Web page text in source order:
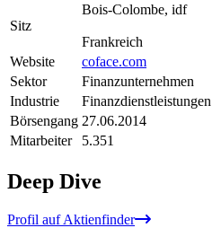
Sitz
Bois-Colombe, idf
Frankreich
Website
coface.com
Sektor
Finanzunternehmen
Industrie
Finanzdienstleistungen
Börsengang 27.06.2014
Mitarbeiter
5.351
Deep Dive
Profil auf Aktienfinder